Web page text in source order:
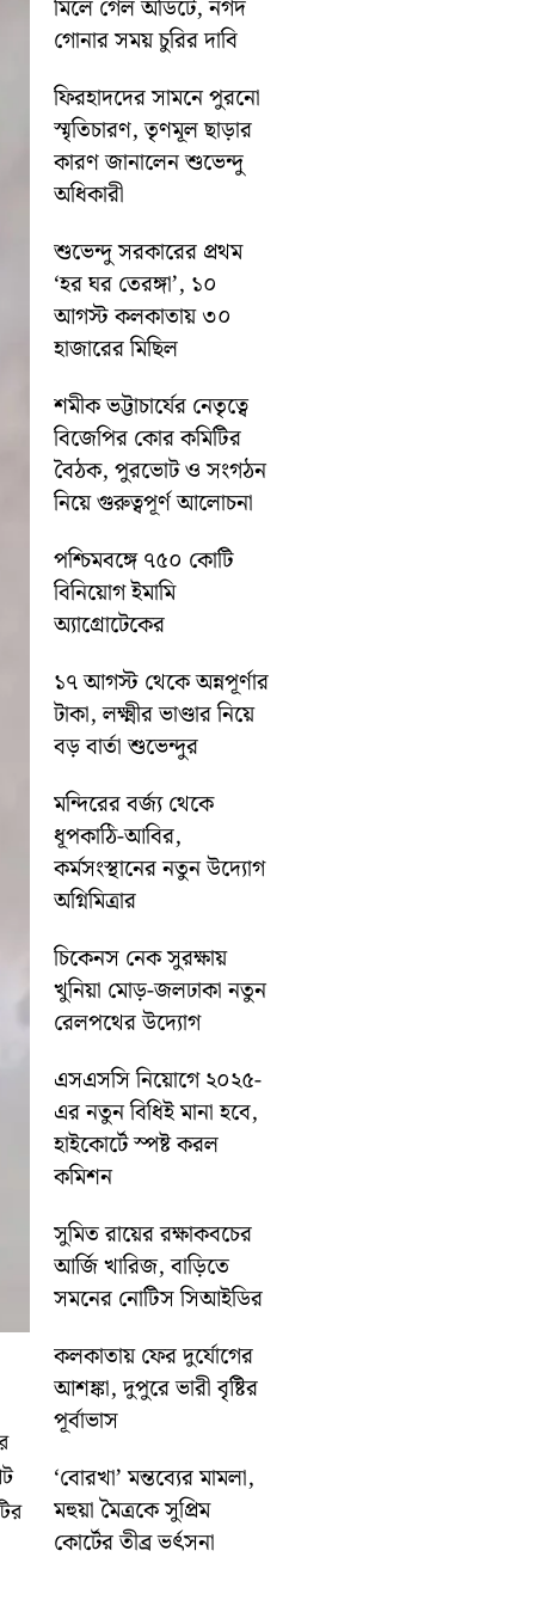
মিলে গেল অডিটে, নগদ
গোনার সময় চুরির দাবি
ফিরহাদদের সামনে পুরনো
স্মৃতিচারণ, তৃণমূল ছাড়ার
কারণ জানালেন শুভেন্দু
অধিকারী
শুভেন্দু সরকারের প্রথম
‘হর ঘর তেরঙ্গা’, ১০
আগস্ট কলকাতায় ৩০
হাজারের মিছিল
শমীক ভট্টাচার্যের নেতৃত্বে
বিজেপির কোর কমিটির
বৈঠক, পুরভোট ও সংগঠন
নিয়ে গুরুত্বপূর্ণ আলোচনা
পশ্চিমবঙ্গে ৭৫০ কোটি
বিনিয়োগ ইমামি
অ্যাগ্রোটেকের
১৭ আগস্ট থেকে অন্নপূর্ণার
টাকা, লক্ষ্মীর ভাণ্ডার নিয়ে
বড় বার্তা শুভেন্দুর
মন্দিরের বর্জ্য থেকে
ধূপকাঠি-আবির,
কর্মসংস্থানের নতুন উদ্যোগ
অগ্নিমিত্রার
চিকেনস নেক সুরক্ষায়
খুনিয়া মোড়-জলঢাকা নতুন
রেলপথের উদ্যোগ
এসএসসি নিয়োগে ২০২৫-
এর নতুন বিধিই মানা হবে,
হাইকোর্টে স্পষ্ট করল
কমিশন
সুমিত রায়ের রক্ষাকবচের
আর্জি খারিজ, বাড়িতে
সমনের নোটিস সিআইডির
কলকাতায় ফের দুর্যোগের
আশঙ্কা, দুপুরে ভারী বৃষ্টির
পূর্বাভাস
‘বোরখা’ মন্তব্যের মামলা,
মহুয়া মৈত্রকে সুপ্রিম
কোর্টের তীব্র ভর্ৎসনা